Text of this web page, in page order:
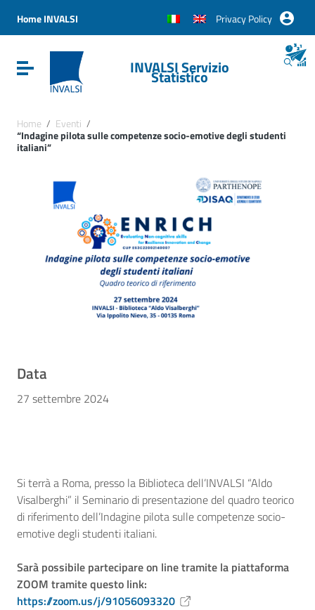
Vai al menu di navigazione
Vai al footer
Home INVALSI Privacy Policy
Attiva / disattiva la navigazioneINVALSI Servizio
Statistico
Home / Eventi /
“Indagine pilota sulle competenze socio-emotive degli studenti
italiani”
Data
27 settembre 2024
Si terrà a Roma, presso la Biblioteca dell’INVALSI “Aldo
Visalberghi” il Seminario di presentazione del quadro teorico
di riferimento dell’Indagine pilota sulle competenze socio-
emotive degli studenti italiani.
Sarà possibile partecipare on line tramite la piattaforma
ZOOM tramite questo link:
https://zoom.us/j/91056093320